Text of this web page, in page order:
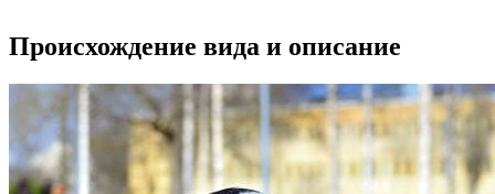
Происхождение вида и описание